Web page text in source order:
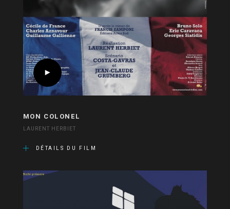
MON COLONEL
LAURENT HERBIET
DÉTAILS DU FILM